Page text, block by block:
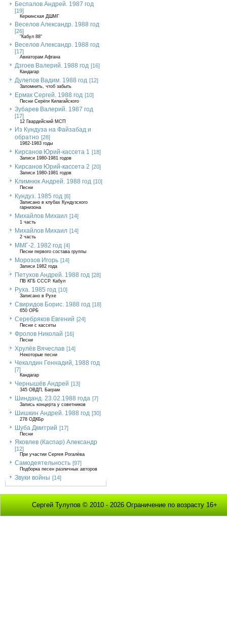
Беспалов Андрей. 1987 год
[19]
Керкинская ДШМГ
Веселов Александр. 1988 год
[26]
"Кабул 88"
Веселов Александр. 1988 год
[17]
Авиаторам Афгана
Дзгоев Валерий. 1988 год [16]
Кандагар
Дулепов Вадим. 1988 год [12]
Запомнить, чтоб забыть
Ермак Сергей. 1988 год [10]
Песни Серёги Килагайского
Зубарев Валерий. 1987 год
[17]
12 Гвардейский МСП
Из Кундуза на Файзабад и
обратно [28]
1982-1983 годы
Кирсанов Юрий-кассета 1 [18]
Записи 1980-1981 годов
Кирсанов Юрий-кассета 2 [20]
Записи 1980-1981 годов
Климнюк Андрей. 1988 год [10]
Песни
Кундуз. 1985 год [6]
Записано в клубах Кундузского
гарнизона
Михайлов Михаил [14]
1 часть
Михайлов Михаил [14]
2 часть
ММГ-2. 1982 год [4]
Песни первого состава группы
Морозов Игорь [14]
Записи 1982 года
Петухов Андрей. 1988 год [28]
ПВ КГБ СССР. Кабул
Руха. 1985 год [10]
Записано в Рухе
Свиридов Борис. 1988 год [18]
650 ОРБ
Серебряков Евгений [24]
Песни с кассеты
Фролов Николай [16]
Песни
Хрулёв Вячеслав [14]
Некоторые песни
Чекалдин Геннадий, 1988 год
[7]
Кандагар
Чернышёв Андрей [13]
345 ОВДП, Баграм
Шинданд. 23.02.1988 года [7]
Запись концерта у советников
Шишкин Андрей. 1988 год [30]
278 ОДКБр
Шуба Дмитрий [17]
Песни
Яковлев (Каспар) Александр
[12]
При участии Сергея Рогалёва
Самодеятельность [97]
Подборка песен различных авторов
Звуки войны [14]
Сергей Тулупов © 2010 - 2026 Ограничение по возрасту 16+